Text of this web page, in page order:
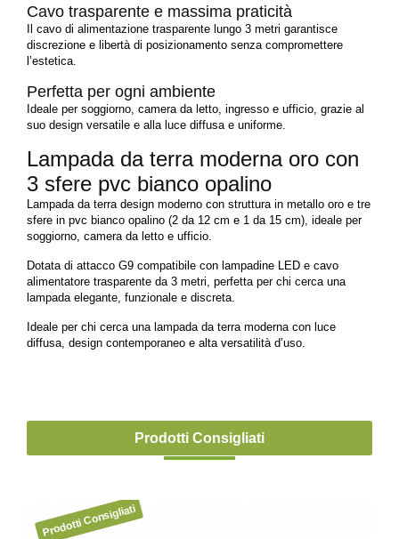
Cavo trasparente e massima praticità
Il cavo di alimentazione trasparente lungo 3 metri garantisce
discrezione e libertà di posizionamento senza compromettere
l’estetica.
Perfetta per ogni ambiente
Ideale per soggiorno, camera da letto, ingresso e ufficio, grazie al
suo design versatile e alla luce diffusa e uniforme.
Lampada da terra moderna oro con
3 sfere pvc bianco opalino
Lampada da terra design moderno con struttura in metallo oro e tre
sfere in pvc bianco opalino (2 da 12 cm e 1 da 15 cm), ideale per
soggiorno, camera da letto e ufficio.
Dotata di attacco G9 compatibile con lampadine LED e cavo
alimentatore trasparente da 3 metri, perfetta per chi cerca una
lampada elegante, funzionale e discreta.
Ideale per chi cerca una lampada da terra moderna con luce
diffusa, design contemporaneo e alta versatilità d’uso.
Prodotti Consigliati